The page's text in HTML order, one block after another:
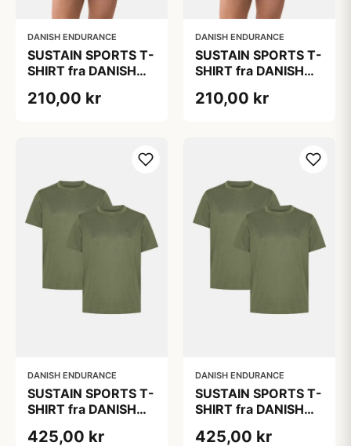
DANISH ENDURANCE
SUSTAIN SPORTS T-
SHIRT fra DANISH
Olivengrøn, 1-Pak,
210,00 kr
DANISH ENDURANCE
SUSTAIN SPORTS T-
SHIRT fra DANISH
Olivengrøn, 1-Pak,
210,00 kr
DANISH ENDURANCE
SUSTAIN SPORTS T-
SHIRT fra DANISH
Olivengrøn, 2-Pak,
425,00 kr
DANISH ENDURANCE
SUSTAIN SPORTS T-
SHIRT fra DANISH
Olivengrøn, 2-Pak,
425,00 kr